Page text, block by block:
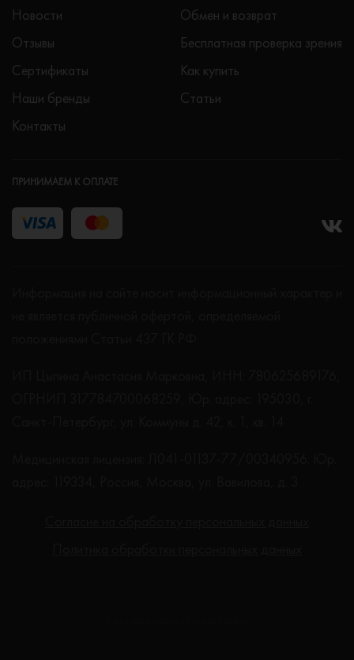
Новости
Отзывы
Сертификаты
Наши бренды
Контакты
Обмен и возврат
Бесплатная проверка зрения
Как купить
Статьи
ПРИНИМАЕМ К ОПЛАТЕ